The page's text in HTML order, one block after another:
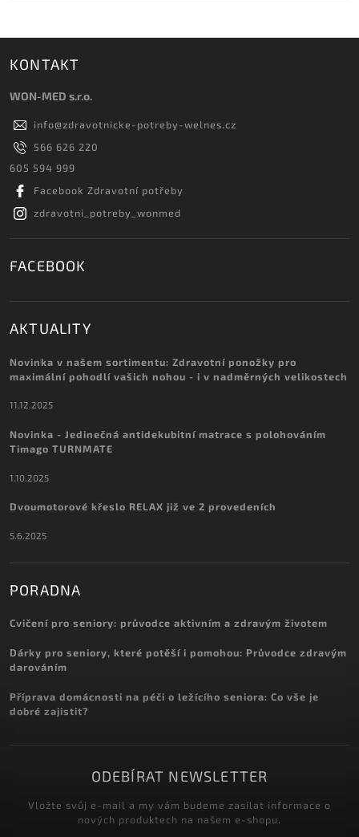
KONTAKT
WON-MED s.r.o.
info@zdravotnicke-potreby-welnes.cz
566 626 220
605 594 999
Facebook Zdravotní potřeby
zdravotni_potreby_wonmed
FACEBOOK
AKTUALITY
Novinka v našem sortimentu: Zdravotní ponožky pro
maximální pohodlí vašich nohou - i v nadměrných velikostech
11.12.2025
Novinka - Jedinečná antidekubitní matrace s polohováním
Timago TURNMATE
1.10.2025
Dvoumotorové křeslo RELAX již ve 2 provedeních
5.6.2025
PORADNA
Cvičení pro seniory: průvodce aktivním a zdravým životem
Dárky pro seniory, které potěší i pomohou: Průvodce zdravým
darováním
Příprava domácnosti na péči o ležícího seniora: Co vše je
dobré zajistit?
ODEBÍRAT NEWSLETTER
Vložte svůj e-mail a my vám budeme zasílat informace o
nových produktech na našem e-shopu.